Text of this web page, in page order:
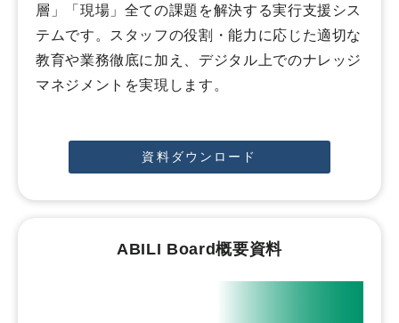
層」「現場」全ての課題を解決する実行支援シス
テムです。スタッフの役割・能力に応じた適切な
教育や業務徹底に加え、デジタル上でのナレッジ
マネジメントを実現します。
資料ダウンロード
ABILI Board概要資料